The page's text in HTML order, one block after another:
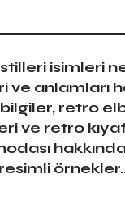
stilleri isimleri
ve anlamları
retro
ve retro